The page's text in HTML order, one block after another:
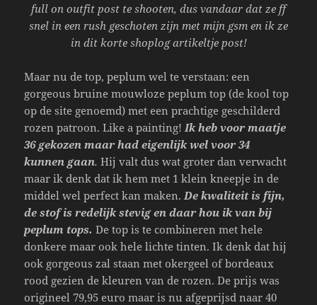
full on outfit post te shooten, dus vandaar dat ze ff
snel in een rush geschoten zijn met mijn gsm en ik ze
in dit korte shoplog artikeltje post!
Maar nu de top, peplum wel te verstaan: een
gorgeous bruine mouwloze peplum top (de kool top
op de site genoemd) met een prachtige geschilderd
rozen patroon. Like a painting! Ik heb voor maatje
36 gekozen maar had eigenlijk wel voor 34
kunnen gaan. Hij valt dus wat groter dan verwacht
maar ik denk dat ik hem met 1 klein kneepje in de
middel wel perfect kan maken. De kwaliteit is fijn,
de stof is redelijk stevig en daar hou ik van bij
peplum tops. De top is te combineren met hele
donkere maar ook hele lichte tinten. Ik denk dat hij
ook gorgeous zal staan met okergeel of bordeaux
rood gezien de kleuren van de rozen. De prijs was
origineel 79,95 euro maar is nu afgeprijsd naar 40